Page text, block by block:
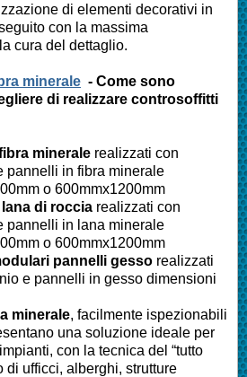
di elementi decorativi in
con la massima
cura del dettaglio.
minerale - Come sono
di realizzare controsoffitti
minerale realizzati con
pannelli in fibra minerale
o 600mmx1200mm
di roccia realizzati con
pannelli in lana minerale
o 600mmx1200mm
pannelli gesso realizzati
e pannelli in gesso dimensioni
minerale, facilmente ispezionabili
una soluzione ideale per
con la tecnica del “tutto
di ufficci, alberghi, strutture